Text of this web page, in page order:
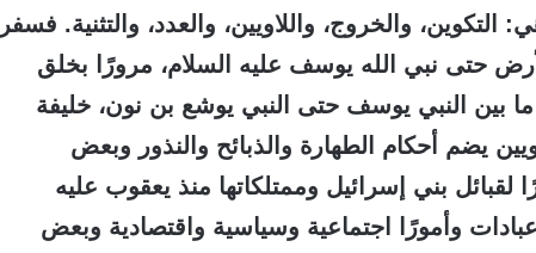
والخروج، واللاويين، والعدد، والتثنية. فسفر
حتى نبي الله يوسف عليه السلام، مرورًا بخلق
ما بين النبي يوسف حتى النبي يوشع بن نون، خليفة
يضم أحكام الطهارة والذبائح والنذور وبعض
لقبائل بني إسرائيل وممتلكاتها منذ يعقوب عليه
وأمورًا اجتماعية وسياسية واقتصادية وبعض